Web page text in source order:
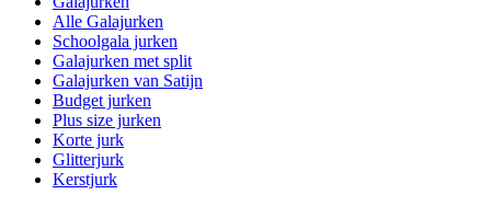
Alle Galajurken
Schoolgala jurken
Galajurken met split
Galajurken van Satijn
Budget jurken
Plus size jurken
Korte jurk
Glitterjurk
Kerstjurk